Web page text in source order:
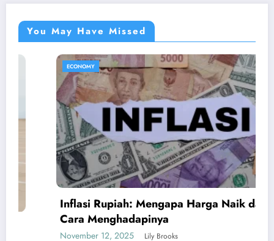
You May Have Missed
Inflasi Rupiah: Mengapa Harga Naik dan
Cara Menghadapinya
November 12, 2025 Lily Brooks